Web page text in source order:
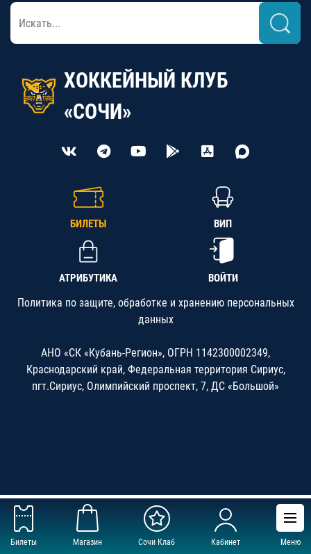
Билеты Магазин Сочи Клаб Кабинет Меню
ХОККЕЙНЫЙ КЛУБ
«СОЧИ»
БИЛЕТЫ ВИП
АТРИБУТИКА ВОЙТИ
Политика по защите, обработке и хранению персональных
данных
АНО «СК «Кубань-Регион», ОГРН 1142300002349,
Краснодарский край, Федеральная территория Сириус,
пгт.Сириус, Олимпийский проспект, 7, ДС «Большой»